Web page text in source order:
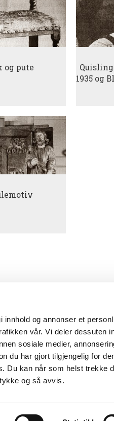
og annonser et
vår. Vi deler dessuten
sosiale medier,
du har gjort tilgjengelig for
Du kan når som helst trekke
og så avvis.
og pute
1935 og
-Tlf: 37 01 79 00
og arkiv IKS,